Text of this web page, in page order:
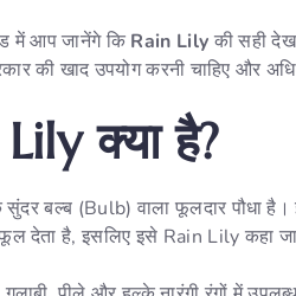
में आप जानेंगे कि Rain Lily की सही
की खाद उपयोग करनी चाहिए और
क्या है?
बल्ब (Bulb) वाला फूलदार पौधा है।
देता है, इसलिए इसे Rain Lily कहा